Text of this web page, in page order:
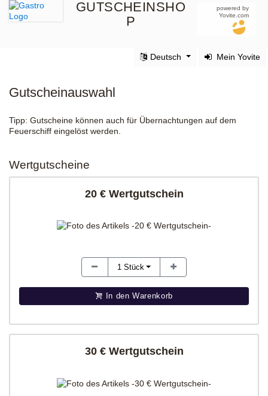
GUTSCHEINSHO
P
powered by
Yovite.com
Mein Yovite
Deutsch
Gutscheinauswahl
Tipp: Gutscheine können auch für Übernachtungen auf dem
Feuerschiff eingelöst werden.
Wertgutscheine
20 € Wertgutschein
1 Stück
In den Warenkorb
30 € Wertgutschein